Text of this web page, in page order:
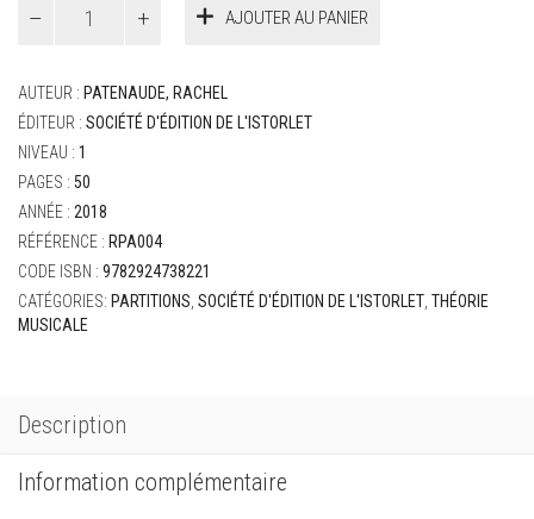
-
Théorie
musicale
1
AJOUTER AU PANIER
AUTEUR : PATENAUDE, RACHEL
ÉDITEUR : SOCIÉTÉ D'ÉDITION DE L'ISTORLET
NIVEAU : 1
PAGES : 50
ANNÉE : 2018
RÉFÉRENCE : RPA004
CODE ISBN : 9782924738221
CATÉGORIES: PARTITIONS, SOCIÉTÉ D'ÉDITION DE L'ISTORLET, THÉORIE
MUSICALE
Description
Information complémentaire